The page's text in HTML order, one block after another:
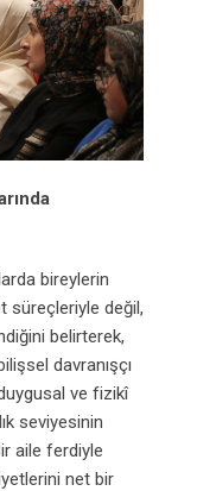
bireylerin
süreçleriyle değil,
belirterek,
davranışçı
ve fizikî
seviyesinin
aile ferdiyle
net bir